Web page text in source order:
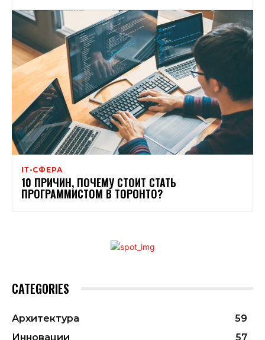
ІТ-СФЕРА
10 ПРИЧИН, ПОЧЕМУ СТОИТ СТАТЬ
ПРОГРАММИСТОМ В ТОРОНТО?
CATEGORIES
Архитектура
59
Инновации
57